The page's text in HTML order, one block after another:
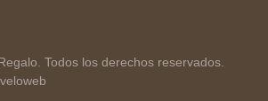
Todos los derechos reservados.